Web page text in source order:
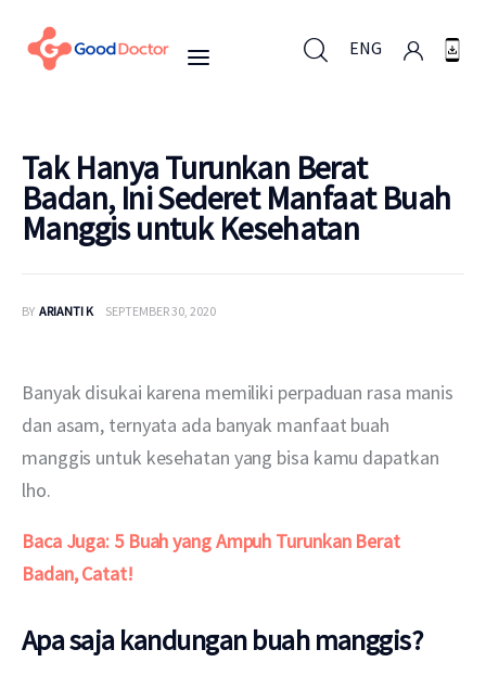
ENG
Untuk Bisnis
Layanan
Tak Hanya Turunkan Berat
Badan, Ini Sederet Manfaat Buah
Manggis untuk Kesehatan
BY ARIANTI K SEPTEMBER 30, 2020
Banyak disukai karena memiliki perpaduan rasa manis
dan asam, ternyata ada banyak manfaat buah
manggis untuk kesehatan yang bisa kamu dapatkan
lho.
Baca Juga: 5 Buah yang Ampuh Turunkan Berat
Badan, Catat!
Apa saja kandungan buah manggis?